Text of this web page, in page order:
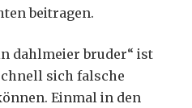
beitragen.
dahlmeier bruder“ ist
sich falsche
Einmal in den